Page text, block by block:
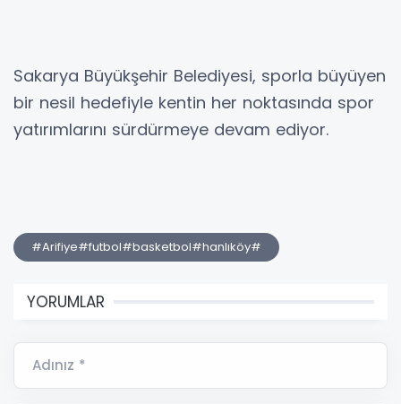
Sakarya Büyükşehir Belediyesi, sporla büyüyen
bir nesil hedefiyle kentin her noktasında spor
yatırımlarını sürdürmeye devam ediyor.
#Arifiye#futbol#basketbol#hanlıköy#
YORUMLAR
Adınız *